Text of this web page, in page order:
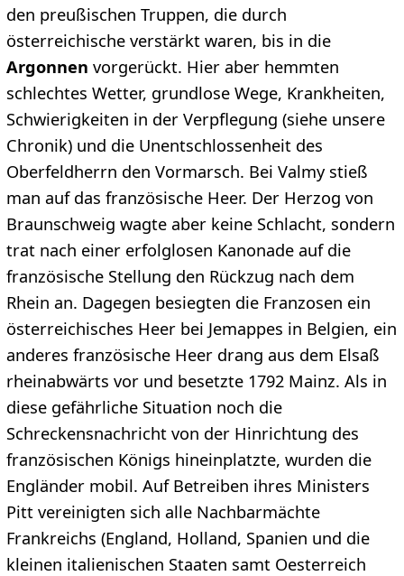
den preußischen Truppen, die durch
österreichische verstärkt waren, bis in die
Argonnen vorgerückt. Hier aber hemmten
schlechtes Wetter, grundlose Wege, Krankheiten,
Schwierigkeiten in der Verpflegung (siehe unsere
Chronik) und die Unentschlossenheit des
Oberfeldherrn den Vormarsch. Bei Valmy stieß
man auf das französische Heer. Der Herzog von
Braunschweig wagte aber keine Schlacht, sondern
trat nach einer erfolglosen Kanonade auf die
französische Stellung den Rückzug nach dem
Rhein an. Dagegen besiegten die Franzosen ein
österreichisches Heer bei Jemappes in Belgien, ein
anderes französische Heer drang aus dem Elsaß
rheinabwärts vor und besetzte 1792 Mainz. Als in
diese gefährliche Situation noch die
Schreckensnachricht von der Hinrichtung des
französischen Königs hineinplatzte, wurden die
Engländer mobil. Auf Betreiben ihres Ministers
Pitt vereinigten sich alle Nachbarmächte
Frankreichs (England, Holland, Spanien und die
kleinen italienischen Staaten samt Oesterreich